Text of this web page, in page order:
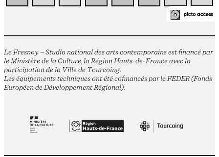
Le Fresnoy – Studio national des arts contemporains est financé par
le Ministère de la Culture, la Région Hauts-de-France avec la
participation de la Ville de Tourcoing.
Les équipements techniques ont été cofinancés par le FEDER (Fonds
Européen de Développement Régional).